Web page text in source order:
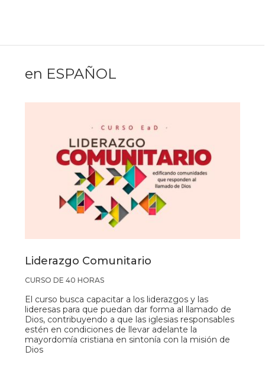
en ESPAÑOL
Liderazgo Comunitario
CURSO DE 40 HORAS
El curso busca capacitar a los liderazgos y las
lideresas para que puedan dar forma al llamado de
Dios, contribuyendo a que las iglesias responsables
estén en condiciones de llevar adelante la
mayordomía cristiana en sintonía con la misión de
Dios